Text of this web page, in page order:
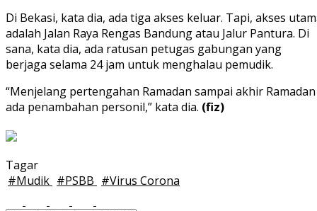
Di Bekasi, kata dia, ada tiga akses keluar. Tapi, akses
adalah Jalan Raya Rengas Bandung atau Jalur Pantura. Di
sana, kata dia, ada ratusan petugas gabungan yang
berjaga selama 24 jam untuk menghalau pemudik.
“Menjelang pertengahan Ramadan sampai akhir Ramadan
ada penambahan personil,” kata dia. (fiz)
Tagar
#Mudik #PSBB #Virus Corona